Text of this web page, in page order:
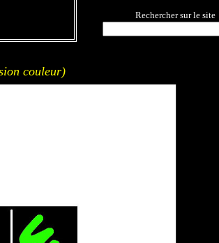
Rechercher sur le site
couleur)